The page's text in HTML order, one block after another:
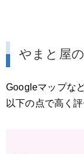
やまと屋
Googleマップな
以下の点で高く